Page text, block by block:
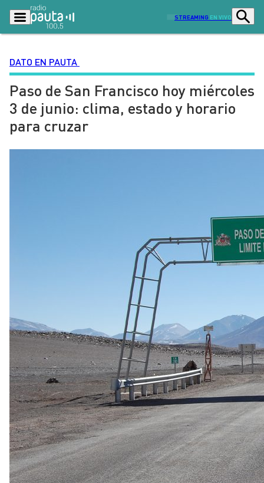
STREAMING EN VIVO
Podcasts Programas
Lo Último Actualidad
Ciudad
DATO EN PAUTA
Paso de San Francisco hoy miércoles
3 de junio: clima, estado y horario
para cruzar